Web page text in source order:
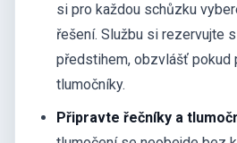
si pro každou schůzku
řešení. Službu si rezervujte
předstihem, obzvlášť pokud
tlumočníky.
Připravte řečníky a